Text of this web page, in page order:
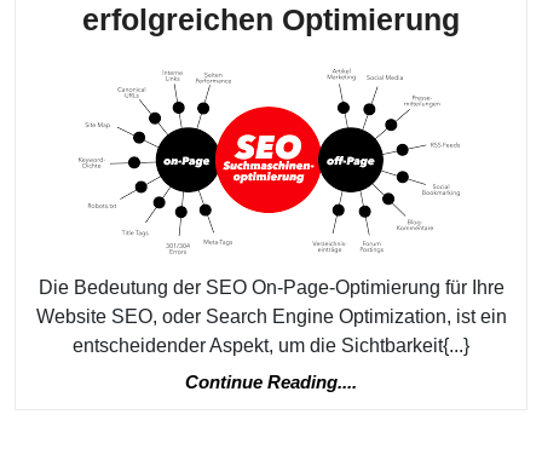
erfolgreichen Optimierung
Page-
für
Ihre
Die Bedeutung der SEO On-Page-Optimierung für Ihre
Website SEO, oder Search Engine Optimization, ist ein
entscheidender Aspekt, um die Sichtbarkeit{...}
Continue Reading....